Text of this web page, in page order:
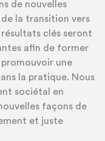
de nouvelles
la transition vers
clés seront
afin de former
une
la pratique. Nous
sociétal en
façons de
et juste